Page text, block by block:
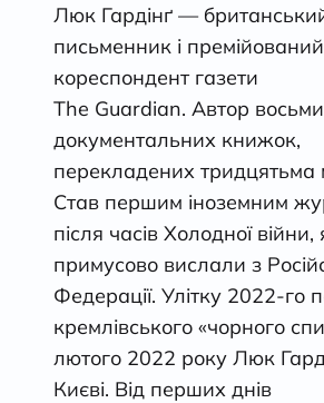
Люк Гардінґ —
письменник і
кореспондент газети
The Guardian. Автор восьми
документальних книжок,
перекладених тридцятьма
Став першим іноземним
після часів Холодної війни,
примусово вислали з
Федерації. Улітку 2022-го
кремлівського «чорного
лютого 2022 року Люк
Києві. Від перших днів